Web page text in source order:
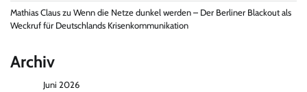
Mathias Claus zu Wenn die Netze dunkel werden – Der Berliner Blackout als
Weckruf für Deutschlands Krisenkommunikation
Archiv
Juni 2026